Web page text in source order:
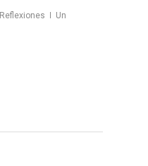
Reflexiones Un